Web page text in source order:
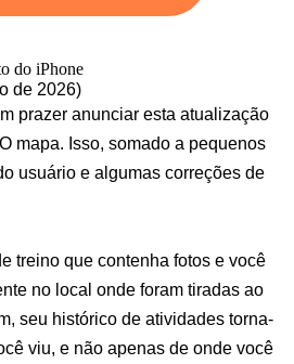
do iPhone
de 2026)
prazer anunciar esta atualização
mapa. Isso, somado a pequenos
usuário e algumas correções de
treino que contenha fotos e você
no local onde foram tiradas ao
seu histórico de atividades torna-
viu, e não apenas de onde você